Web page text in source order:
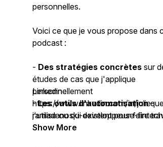
personnelles.
Voici ce que je vous propose dans
podcast :
- Des stratégies concrètes sur
études de cas que j'applique
personnellement
-Les outils d'automatisation
j'utilise ou qui existent pour faire
mon argent sans "intervention". Je
Linkedin :
https://www.linkedin.com/in/julie-
ramadanoski-developpeuse-
Blog : https://julie-ramadanoski.dev/
Show More